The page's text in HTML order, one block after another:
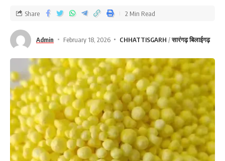
Admin February 18, 2026 CHHATTISGARH सारंगढ़ बिलाईगढ़
Share 2 Min Read